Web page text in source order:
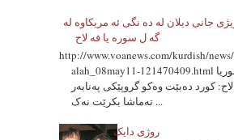
جانی دیلان له ده نگی ئه مریکاوه له
گه ل سوره یا فه لاح
http://www.voanews.com/kurdish/
alah_08may11-121470409.html سوریا
کورد ده‌بێت وه‌کو گروپێکی په‌نابه‌ر
ته‌ماشا بکرێت نه‌ک ...
روژی دایک